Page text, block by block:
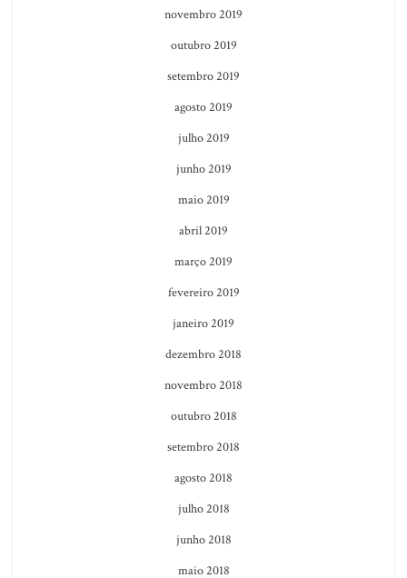
novembro 2019
outubro 2019
setembro 2019
agosto 2019
julho 2019
junho 2019
maio 2019
abril 2019
março 2019
fevereiro 2019
janeiro 2019
dezembro 2018
novembro 2018
outubro 2018
setembro 2018
agosto 2018
julho 2018
junho 2018
maio 2018